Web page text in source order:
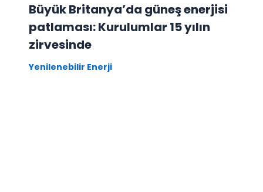
Büyük Britanya’da güneş enerjisi
patlaması: Kurulumlar 15 yılın
zirvesinde
Yenilenebilir Enerji